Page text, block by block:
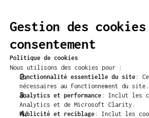
Gestion des
consentement
Politique de cookies
Nous utilisons des cookies pour :
Fonctionnalité essentielle du site :
nécessaires au fonctionnement du site.
Analytics et performance : Inclut les
Analytics et de Microsoft Clarity.
Publicité et reciblage : Inclut les